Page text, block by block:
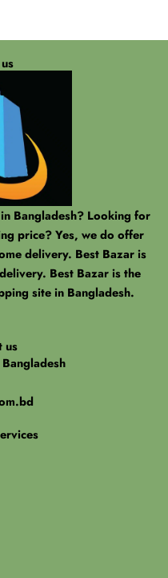
Bangladesh? Looking for
price? Yes, we do offer
delivery. Best Bazar is
Best Bazar is the
site in Bangladesh.
us